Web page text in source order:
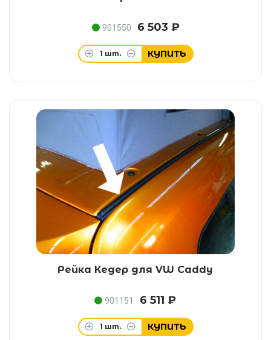
901550 6 503 ₽
1 шт. КУПИТЬ
Рейка Кедер для VW Caddy
901151 6 511 ₽
1 шт. КУПИТЬ